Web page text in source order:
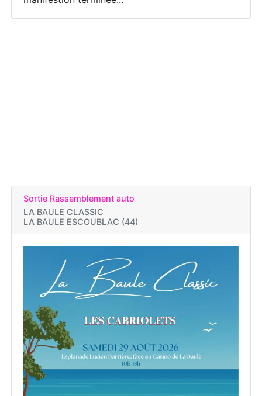
Sortie Rassemblement auto
LA BAULE CLASSIC
LA BAULE ESCOUBLAC (44)